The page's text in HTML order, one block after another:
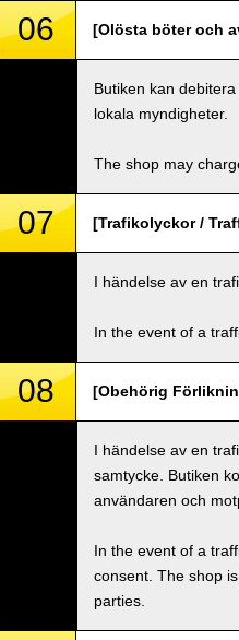
06 [Olösta böter och
Butiken kan
lokala myndigheter.
The shop may
07 [Trafikolyckor /
I händelse av en
In the event of a
08 [Obehörig
I händelse av en
samtycke. Butiken
användaren och
In the event of a
consent. The shop
parties.